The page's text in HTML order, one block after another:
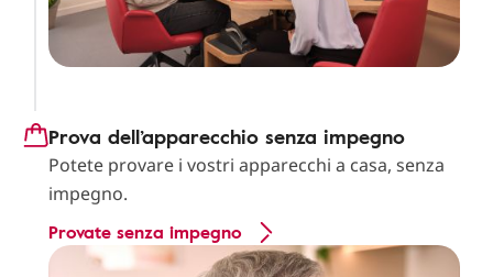
Prova dell’apparecchio senza impegno
Potete provare i vostri apparecchi a casa, senza
impegno.
Provate senza impegno